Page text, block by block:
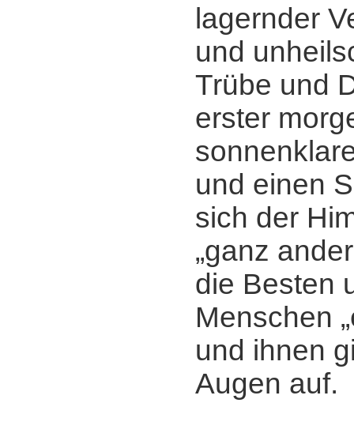
lagernder
und
Trübe und
erster
und einen
sich der
„ganz
die Besten
Menschen
und ihnen
Augen auf.